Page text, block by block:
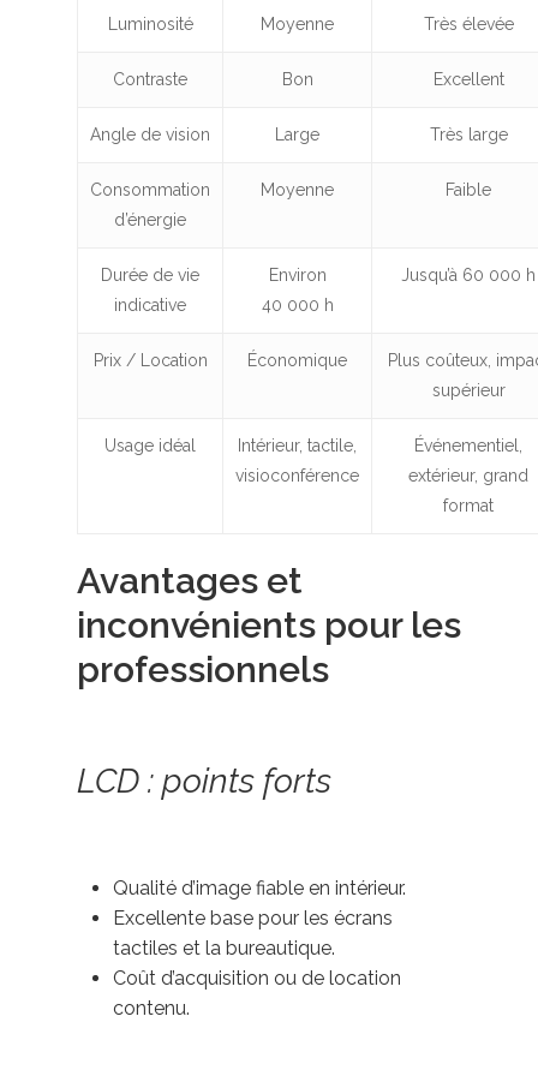
Luminosité Moyenne Très élevée
Contraste Bon Excellent
Angle de vision Large Très large
Consommation
d’énergie
Moyenne Faible
Durée de vie
indicative
Environ
40 000 h
Jusqu’à 60 000 h
Prix / Location Économique
Plus coûteux,
supérieur
Usage idéal
Intérieur, tactile,
visioconférence
Événementiel,
extérieur, grand
format
Avantages et
inconvénients pour les
professionnels
LCD : points forts
Qualité d’image fiable en intérieur.
Excellente base pour les écrans
tactiles et la bureautique.
Coût d’acquisition ou de location
contenu.